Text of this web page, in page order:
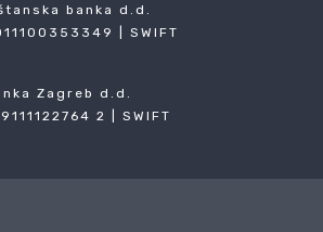
banka d.d.
| SWIFT
Zagreb d.d.
2 | SWIFT